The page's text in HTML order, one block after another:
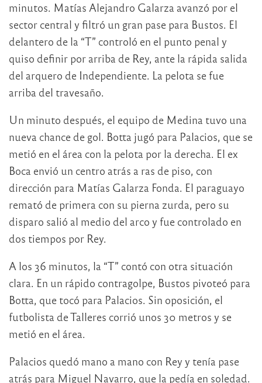
minutos. Matías Alejandro Galarza avanzó por el
sector central y filtró un gran pase para Bustos. El
delantero de la “T” controló en el punto penal y
quiso definir por arriba de Rey, ante la rápida salida
del arquero de Independiente. La pelota se fue
arriba del travesaño.
Un minuto después, el equipo de Medina tuvo una
nueva chance de gol. Botta jugó para Palacios, que se
metió en el área con la pelota por la derecha. El ex
Boca envió un centro atrás a ras de piso, con
dirección para Matías Galarza Fonda. El paraguayo
remató de primera con su pierna zurda, pero su
disparo salió al medio del arco y fue controlado en
dos tiempos por Rey.
A los 36 minutos, la “T” contó con otra situación
clara. En un rápido contragolpe, Bustos pivoteó para
Botta, que tocó para Palacios. Sin oposición, el
futbolista de Talleres corrió unos 30 metros y se
metió en el área.
Palacios quedó mano a mano con Rey y tenía pase
atrás para Miguel Navarro, que la pedía en soledad.